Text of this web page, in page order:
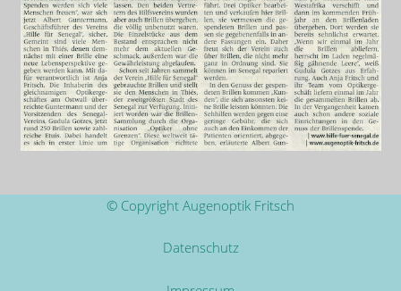
© Copyright Augenoptik Fritsch
Datenschutz